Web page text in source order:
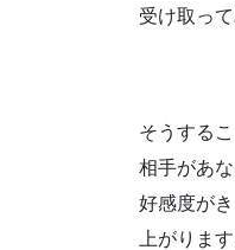
受け取っ
そうする
相手があ
好感度が
上がりま